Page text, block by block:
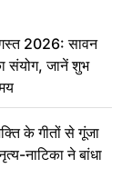
2026: सावन
संयोग, जानें शुभ
के गीतों से गूंजा
नाटिका ने बांधा